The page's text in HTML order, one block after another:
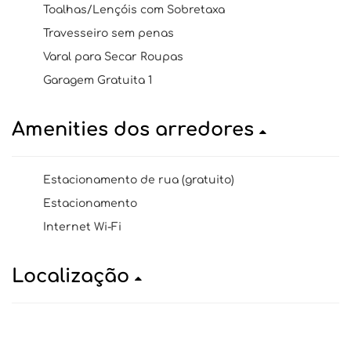
Toalhas/Lençóis com Sobretaxa
Travesseiro sem penas
Varal para Secar Roupas
Garagem Gratuita 1
Amenities dos arredores
Estacionamento de rua (gratuito)
Estacionamento
Internet Wi-Fi
Localização